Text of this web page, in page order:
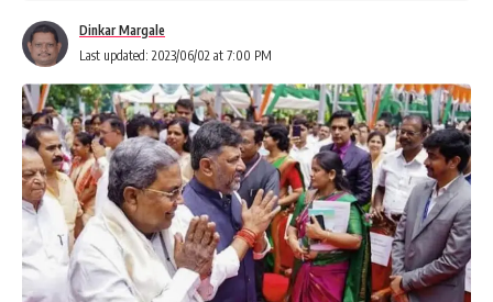
Last updated: 2023/06/02 at 7:00 PM
Dinkar Margale